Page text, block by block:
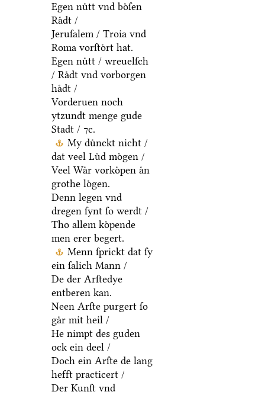
Egen nuͤtt vnd boͤſen
Raͤdt /
Jeruſalem / Troia vnd
Roma vorſtoͤrt hat.
Egen nuͤtt / wreuelſch
/ Raͤdt vnd vorborgen
haͤdt /
Vorderuen noch
ytzundt menge gude
Stadt / ⁊c.
My duͤnckt nicht /
dat veel Luͤd moͤgen /
Veel Waͤr vorkoͤpen aͤn
grothe loͤgen.
Denn legen vnd
dregen ſynt ſo werdt /
Tho allem koͤpende
men erer begert.
Menn ſprickt dat ſy
ein ſalich Mann /
De der Arſtedye
entberen kan.
Neen Arſte purgert ſo
gaͤr mit heil /
He nimpt des guden
ock ein deel /
Doch ein Arſte de lang
hefft practicert /
Der Kunſt vnd